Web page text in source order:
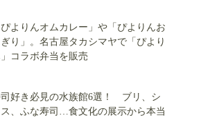
ぴよりんオムカレー」や「ぴよりんお
り」。名古屋タカシマヤで「ぴより
コラボ弁当を販売
好き必見の水族館6選！ ブリ、シ
、ふな寿司…食文化の展示から本当